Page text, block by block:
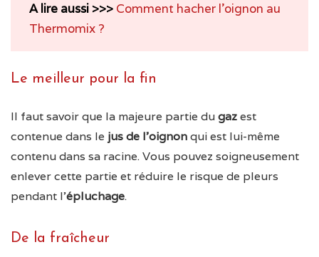
A lire aussi >>> Comment hacher l’oignon au
Thermomix ?
Le meilleur pour la fin
Il faut savoir que la majeure partie dugazest
contenue dans le jus de l’oignonqui est lui-même
contenu dans sa racine. Vous pouvez soigneusement
enlever cette partie et réduire le risque de pleurs
pendant l’épluchage.
De la fraîcheur